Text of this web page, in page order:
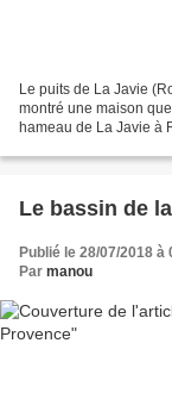
Le puits de La Javie
montré une maison
hameau de La Javie à
Le bassin de
Publié le 28/07/2018 à
Par manou